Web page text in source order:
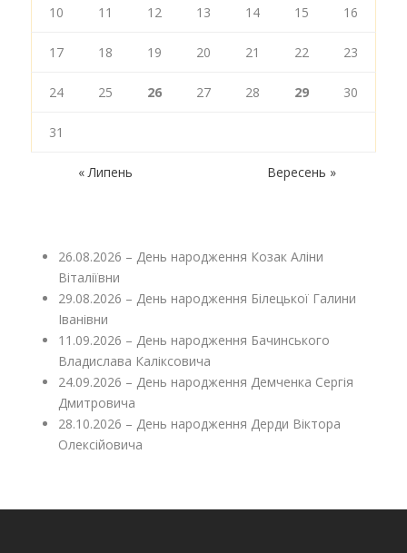
10 11 12 13 14 15 16
17 18 19 20 21 22 23
24 25 26 27 28 29 30
31
« Липень Вересень »
26.08.2026 – День народження Козак Аліни
Віталіївни
29.08.2026 – День народження Білецької Галини
Іванівни
11.09.2026 – День народження Бачинського
Владислава Каліксовича
24.09.2026 – День народження Демченка Сергія
Дмитровича
28.10.2026 – День народження Дерди Віктора
Олексійовича